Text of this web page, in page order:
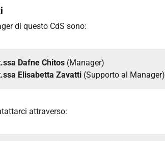
di questo CdS sono:
Dafne Chitos (Manager)
Elisabetta Zavatti (Supporto al Manager)
attraverso: